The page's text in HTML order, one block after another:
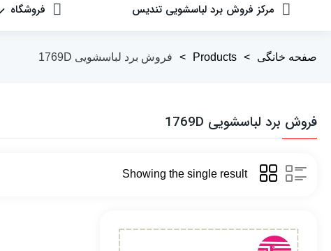
مرکز فروش برد لباسشویی تندیس فروشگاه
صفحه خانگی >
Products
> فروش برد لباسشویی 1769D
فروش برد لباسشویی 1769D
Showing the single result